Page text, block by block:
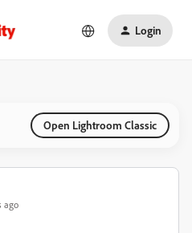
Login
Open Lightroom Classic
ago